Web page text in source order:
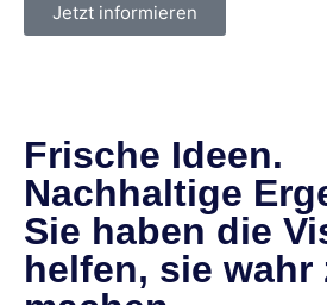
Jetzt informieren
Frische Ideen.
Nachhaltige
Sie haben die
helfen, sie wahr